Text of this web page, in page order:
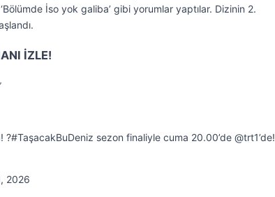
İso yok galiba’ gibi yorumlar yaptılar. Dizinin 2.
İZLE!
sezon finaliyle cuma 20.00’de @trt1’de!
2026